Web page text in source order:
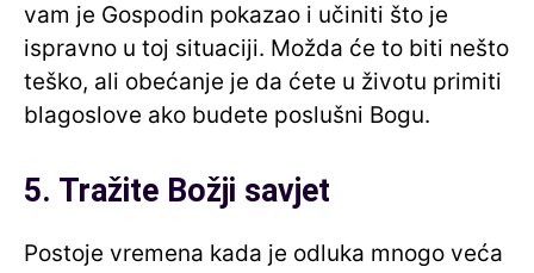
vam je Gospodin pokazao i učiniti što je
ispravno u toj situaciji. Možda će to biti nešto
teško, ali obećanje je da ćete u životu primiti
blagoslove ako budete poslušni Bogu.
5. Tražite Božji savjet
Postoje vremena kada je odluka mnogo veća